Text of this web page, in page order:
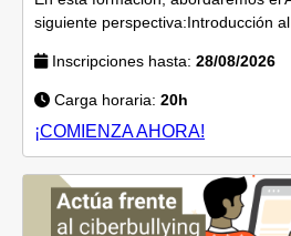
siguiente perspectiva:Introducción
Inscripciones hasta: 28/08/2026
Carga horaria: 20h
¡COMIENZA AHORA!